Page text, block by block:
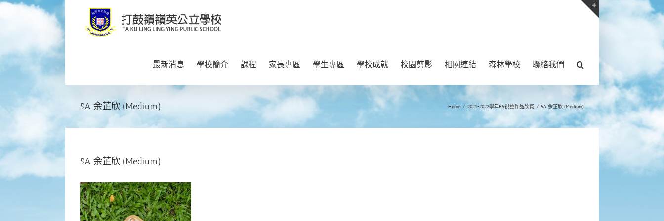
Skip
最新消息 學校簡介 課程 家長專區 學生專區 學校成就 校園剪影 相關連結 森林學校 聯絡我們
5A 余芷欣 (Medium) Home / 2021-2022學年P5視藝作品欣賞 / 5A 余芷欣 (Medium)
5A 余芷欣 (Medium)
Toggle
Area